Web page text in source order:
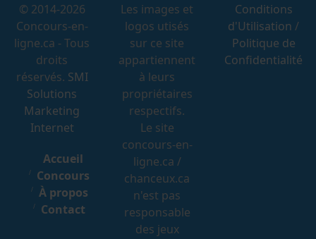
© 2014-2026
Concours-en-
ligne.ca - Tous
droits
réservés. SMI
Solutions
Marketing
Internet
Accueil
Concours
À propos
Contact
Les images et
logos utisés
sur ce site
appartiennent
à leurs
propriétaires
respectifs.
Le site
concours-en-
ligne.ca /
chanceux.ca
n'est pas
responsable
des jeux
Conditions
d'Utilisation /
Politique de
Confidentialité